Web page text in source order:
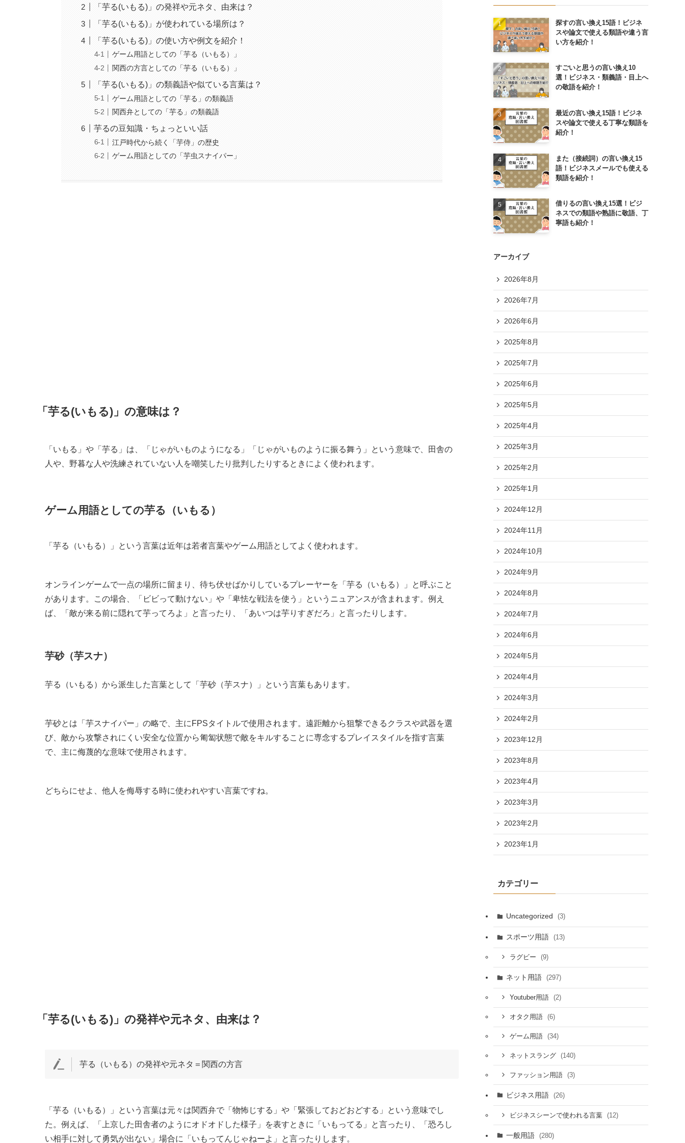
「芋る(いもる)」の発祥や元ネタ、由来は？
「芋る(いもる)」が使われている場所は？
「芋る(いもる)」の使い方や例文を紹介！
ゲーム用語としての「芋る（いもる）」
関西の方言としての「芋る（いもる）」
「芋る(いもる)」の類義語や似ている言葉は？
ゲーム用語としての「芋る」の類義語
関西弁としての「芋る」の類義語
芋るの豆知識・ちょっといい話
江戸時代から続く「芋侍」の歴史
ゲーム用語としての「芋虫スナイパー」
「芋る(いもる)」の意味は？
「いもる」や「芋る」は、「じゃがいものようになる」「じゃがいものように振る舞う」という意味で、田舎の
人や、野暮な人や洗練されていない人を嘲笑したり批判したりするときによく使われます。
ゲーム用語としての芋る（いもる）
「芋る（いもる）」という言葉は近年は若者言葉やゲーム用語としてよく使われます。
オンラインゲームで一点の場所に留まり、待ち伏せばかりしているプレーヤーを「芋る（いもる）」と呼ぶこと
があります。この場合、「ビビって動けない」や「卑怯な戦法を使う」というニュアンスが含まれます。例え
ば、「敵が来る前に隠れて芋ってろよ」と言ったり、「あいつは芋りすぎだろ」と言ったりします。
芋砂（芋スナ）
芋る（いもる）から派生した言葉として「芋砂（芋スナ）」という言葉もあります。
芋砂とは「芋スナイパー」の略で、主にFPSタイトルで使用されます。遠距離から狙撃できるクラスや武器を選
び、敵から攻撃されにくい安全な位置から匍匐状態で敵をキルすることに専念するプレイスタイルを指す言葉
で、主に侮蔑的な意味で使用されます。
どちらにせよ、他人を侮辱する時に使われやすい言葉ですね。
「芋る(いもる)」の発祥や元ネタ、由来は？
芋る（いもる）の発祥や元ネタ＝関西の方言
「芋る（いもる）」という言葉は元々は関西弁で「物怖じする」や「緊張しておどおどする」という意味でし
た。例えば、「上京した田舎者のようにオドオドした様子」を表すときに「いもってる」と言ったり、「恐ろし
い相手に対して勇気が出ない」場合に「いもってんじゃねーよ」と言ったりします。
探すの言い換え15語！ビジネ
スや論文で使える類語や違う言
い方を紹介！
すごいと思うの言い換え10
選！ビジネス・類義語・目上へ
の敬語を紹介！
最近の言い換え15語！ビジネ
スや論文で使える丁寧な類語を
紹介！
また（接続詞）の言い換え15
語！ビジネスメールでも使える
類語を紹介！
借りるの言い換え15選！ビジ
ネスでの類語や熟語に敬語、丁
寧語も紹介！
アーカイブ
2026年8月
2026年7月
2026年6月
2025年8月
2025年7月
2025年6月
2025年5月
2025年4月
2025年3月
2025年2月
2025年1月
2024年12月
2024年11月
2024年10月
2024年9月
2024年8月
2024年7月
2024年6月
2024年5月
2024年4月
2024年3月
2024年2月
2023年12月
2023年8月
2023年4月
2023年3月
2023年2月
2023年1月
カテゴリー
Uncategorized (3)
スポーツ用語 (13)
ラグビー (9)
ネット用語 (297)
Youtuber用語 (2)
オタク用語 (6)
ゲーム用語 (34)
ネットスラング (140)
ファッション用語 (3)
ビジネス用語 (26)
ビジネスシーンで使われる言葉 (12)
一般用語 (280)